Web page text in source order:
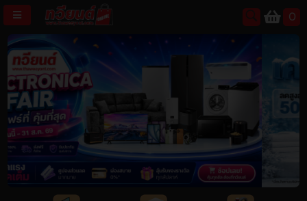
0
username
password
LOGIN
สมัครสมาชิค ลืมรหัสผ่าน?